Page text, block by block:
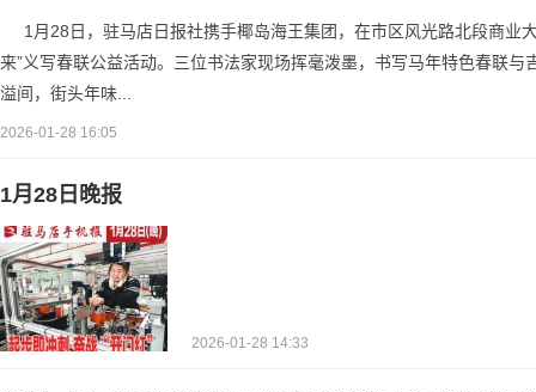
1月28日，驻马店日报社携手椰岛海王集团，在市区风光路北段商业
来”义写春联公益活动。三位书法家现场挥毫泼墨，书写马年特色春联与
溢间，街头年味...
2026-01-28 16:05
1月28日晚报
2026-01-28 14:33